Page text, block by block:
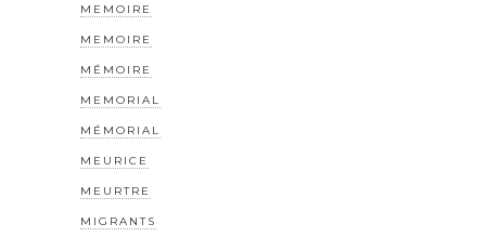
MEMOIRE
MEMOIRE
MÉMOIRE
MEMORIAL
MÉMORIAL
MEURICE
MEURTRE
MIGRANTS